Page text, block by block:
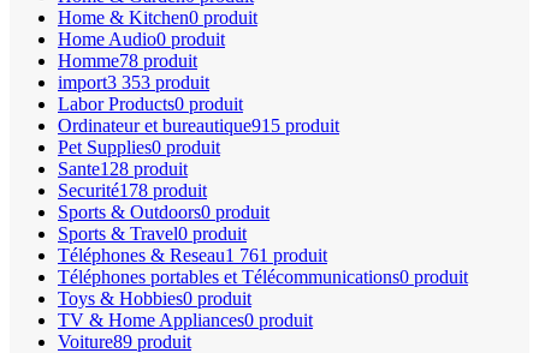
Home & Kitchen0 produit
Home Audio0 produit
Homme78 produit
import3 353 produit
Labor Products0 produit
Ordinateur et bureautique915 produit
Pet Supplies0 produit
Sante128 produit
Securité178 produit
Sports & Outdoors0 produit
Sports & Travel0 produit
Téléphones & Reseau1 761 produit
Téléphones portables et Télécommunications0 produit
Toys & Hobbies0 produit
TV & Home Appliances0 produit
Voiture89 produit